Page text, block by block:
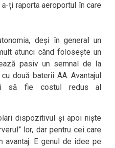
ți raporta aeroportul în care
deși în general un
atunci când folosește un
pasiv un semnal de la
două baterii AA. Avantajul
să fie costul redus al
dispozitivul și apoi niște
lor, dar pentru cei care
E genul de idee pe